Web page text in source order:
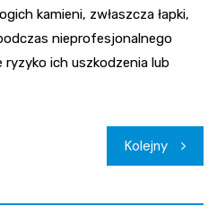
kamieni, zwłaszcza łapki,
nieprofesjonalnego
ich uszkodzenia lub
Kolejny